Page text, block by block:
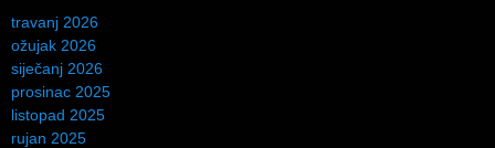
travanj 2026
ožujak 2026
siječanj 2026
prosinac 2025
listopad 2025
rujan 2025